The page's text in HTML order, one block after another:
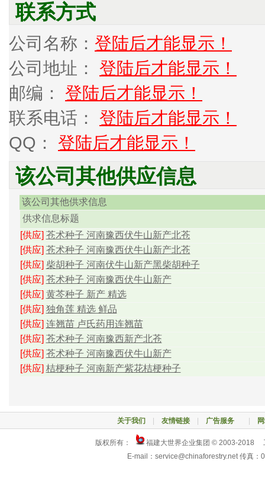
联系方式
公司名称： 登陆后才能显示！
公司地址： 登陆后才能显示！
邮编： 登陆后才能显示！
联系电话： 登陆后才能显示！
QQ： 登陆后才能显示！
该公司其他供应信息
该公司其他供求信息
供求信息标题
[供应] 苍术种子 河南豫西伏牛山新产北苍
[供应] 苍术种子 河南豫西伏牛山新产北苍
[供应] 柴胡种子 河南伏牛山新产黑柴胡种子
[供应] 苍术种子 河南豫西伏牛山新产
[供应] 黄芩种子 新产 精选
[供应] 独角莲 精选 鲜品
[供应] 连翘苗 卢氏药用连翘苗
[供应] 苍术种子 河南豫西新产北苍
[供应] 苍术种子 河南豫西伏牛山新产
[供应] 桔梗种子 河南新产紫花桔梗种子
关于我们 友情链接| 广告服务
版权所有：
福建大世界企业集团 © 2003-2018
E-mail：service@chinaforestry.net 传真